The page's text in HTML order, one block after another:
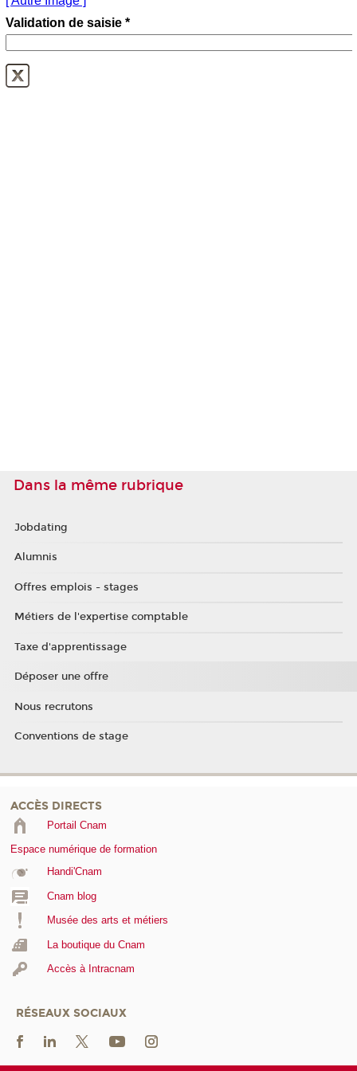
Dans la même rubrique
Jobdating
Alumnis
Offres emplois - stages
Métiers de l'expertise comptable
Taxe d'apprentissage
Déposer une offre
Nous recrutons
Conventions de stage
ACCÈS DIRECTS
Portail Cnam
Espace numérique de formation
Handi'Cnam
Cnam blog
Musée des arts et métiers
La boutique du Cnam
Accès à Intracnam
RÉSEAUX SOCIAUX